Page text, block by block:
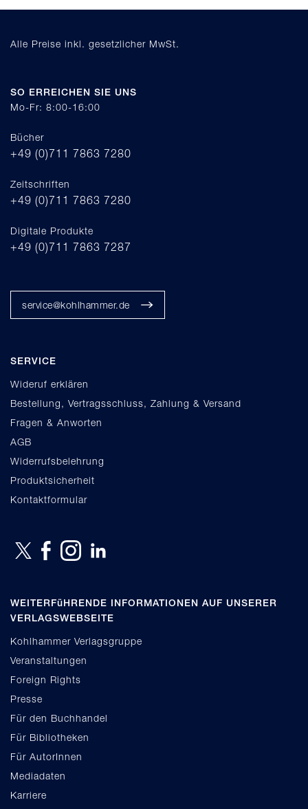
Alle Preise inkl. gesetzlicher MwSt.
SO ERREICHEN SIE UNS
Mo-Fr: 8:00-16:00
Bücher
+49 (0)711 7863 7280
Zeitschriften
+49 (0)711 7863 7280
Digitale Produkte
+49 (0)711 7863 7287
service@kohlhammer.de
SERVICE
Wideruf erklären
Bestellung, Vertragsschluss, Zahlung & Versand
Fragen & Anworten
AGB
Widerrufsbelehrung
Produktsicherheit
Kontaktformular
WEITERFüHRENDE INFORMATIONEN AUF UNSERER
VERLAGSWEBSEITE
Kohlhammer Verlagsgruppe
Veranstaltungen
Foreign Rights
Presse
Für den Buchhandel
Für Bibliotheken
Für AutorInnen
Mediadaten
Karriere